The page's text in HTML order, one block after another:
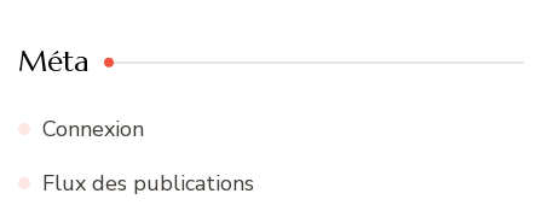
Méta
Connexion
Flux des publications